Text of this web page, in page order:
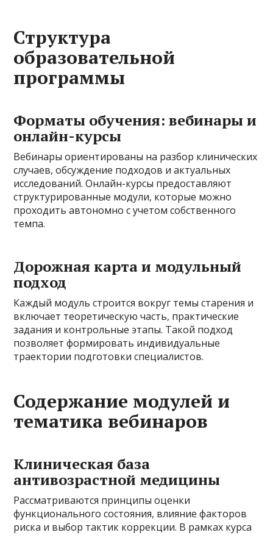
Структура
образовательной
программы
Форматы обучения: вебинары и
онлайн-курсы
Вебинары ориентированы на разбор клинических
случаев, обсуждение подходов и актуальных
исследований. Онлайн-курсы предоставляют
структурированные модули, которые можно
проходить автономно с учетом собственного
темпа.
Дорожная карта и модульный
подход
Каждый модуль строится вокруг темы старения и
включает теоретическую часть, практические
задания и контрольные этапы. Такой подход
позволяет формировать индивидуальные
траектории подготовки специалистов.
Содержание модулей и
тематика вебинаров
Клиническая база
антивозрастной медицины
Рассматриваются принципы оценки
функционального состояния, влияние факторов
риска и выбор тактик коррекции. В рамках курса